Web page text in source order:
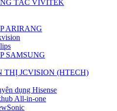
TÁC VIVITEK
ARIRANG
SAMSUNG
THỊ JCVISION (HTECH)
dụng Hisense
All-in-one